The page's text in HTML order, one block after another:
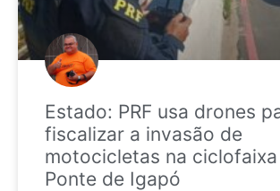
Estado: PRF usa drones
fiscalizar a invasão de
motocicletas na
Ponte de Igapó